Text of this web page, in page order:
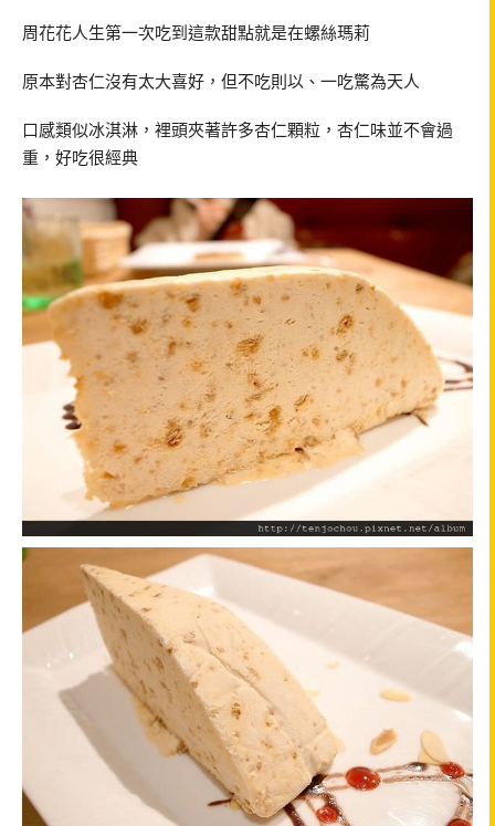
周花花人生第一次吃到這款甜點就是在螺絲瑪莉
原本對杏仁沒有太大喜好，但不吃則以、一吃驚為天人
口感類似冰淇淋，裡頭夾著許多杏仁顆粒，杏仁味並不會過
重，好吃很經典